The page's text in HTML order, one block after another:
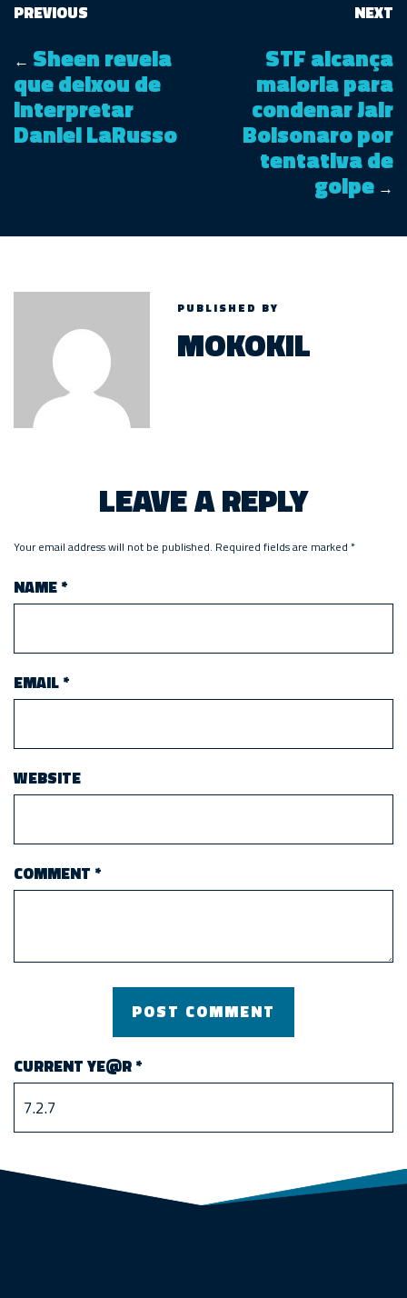
PREVIOUS
← Sheen revela
que deixou de
interpretar
Daniel LaRusso
NEXT
STF alcança
maioria para
condenar Jair
Bolsonaro por
tentativa de
golpe →
PUBLISHED BY
MOKOKIL
LEAVE A REPLY
Your email address will not be published. Required fields are marked *
NAME*
EMAIL*
WEBSITE
COMMENT *
CURRENT YE@R*